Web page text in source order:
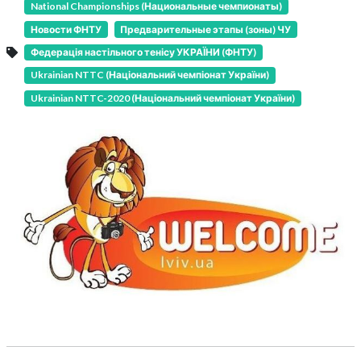
National Championships (Национальные чемпионаты)
Новости ФНТУ
Предварительные этапы (зоны) ЧУ
Федерація настільного тенісу УКРАЇНИ (ФНТУ)
Ukrainian NTTC (Національний чемпіонат України)
Ukrainian NTTC-2020 (Національний чемпіонат України)